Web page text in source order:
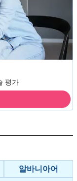
평가
알바니아어